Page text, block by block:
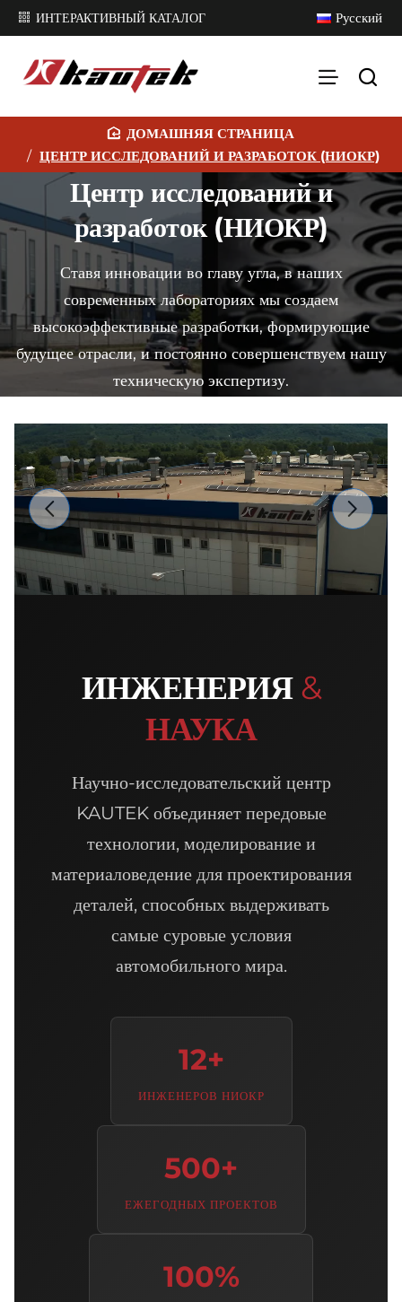
ИНТЕРАКТИВНЫЙ КАТАЛОГ Русский
H
O
M
ЦЕНТР ИССЛЕДОВАНИЙ И РАЗРАБОТОК (НИОКР)
Центр исследований и
разработок (НИОКР)
Ставя инновации во главу угла, в наших
современных лабораториях мы создаем
высокоэффективные разработки, формирующие
будущее отрасли, и постоянно совершенствуем нашу
техническую экспертизу.
ИНЖЕНЕРИЯ &
НАУКА
Научно-исследовательский центр
KAUTEK объединяет передовые
технологии, моделирование и
материаловедение для проектирования
деталей, способных выдерживать
самые суровые условия
автомобильного мира.
12+
ИНЖЕНЕРОВ НИОКР
500+
ЕЖЕГОДНЫХ ПРОЕКТОВ
100%